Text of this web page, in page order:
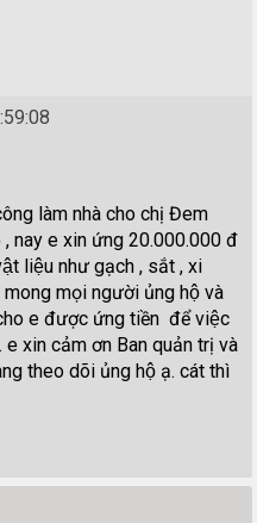
làm nhà cho chị Đem
nay e xin ứng 20.000.000 đ
liệu như gạch , sắt , xi
mọi người ủng hộ và
e được ứng tiền để việc
xin cảm ơn Ban quản trị và
theo dõi ủng hộ ạ. cát thì